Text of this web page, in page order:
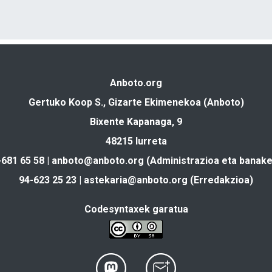
Anboto.org
Gertuko Koop S., Gizarte Ekimenekoa (Anboto)
Bixente Kapanaga, 9
48215 Iurreta
65 58 | anboto@anboto.org (Administrazioa eta
94-623 25 23 | astekaria@anboto.org (Erredakzioa)
Codesyntaxek garatua